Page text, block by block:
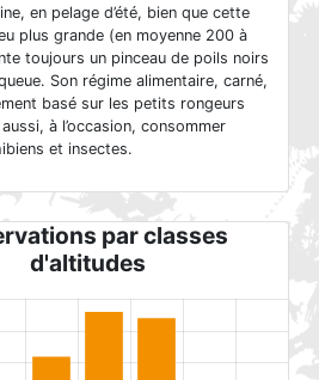
en pelage d’été, bien que cette
plus grande (en moyenne 200 à
toujours un pinceau de poils noirs
Son régime alimentaire, carné,
basé sur les petits rongeurs
à l’occasion, consommer
et insectes.
par classes
d'altitudes